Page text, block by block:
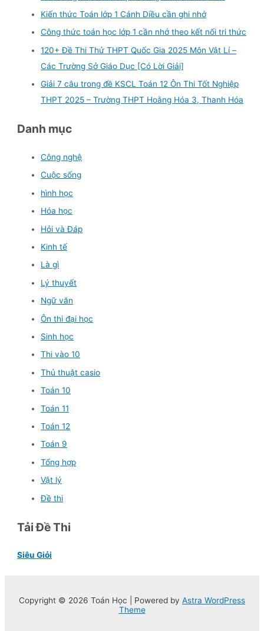
Kiến thức Toán lớp 1 Cánh Diều cần ghi nhớ
Công thức toán học lớp 1 cần nhớ theo kết nối tri thức
120+ Đề Thi Thử THPT Quốc Gia 2025 Môn Vật Lí –
Các Trường Sở Giáo Dục [Có Lời Giải]
Giải 7 câu trong đề KSCL Toán 12 Ôn Thi Tốt Nghiệp
THPT 2025 – Trường THPT Hoằng Hóa 3, Thanh Hóa
Danh mục
Công nghệ
Cuộc sống
hình học
Hóa học
Hỏi và Đáp
Kinh tế
Là gì
Lý thuyết
Ngữ văn
Ôn thi đại học
Sinh học
Thi vào 10
Thủ thuật casio
Toán 10
Toán 11
Toán 12
Toán 9
Tổng hợp
Vật lý
Đề thi
Tải Đề Thi
Siêu Giỏi
Copyright © 2026 Toán Học | Powered by Astra WordPress
Theme